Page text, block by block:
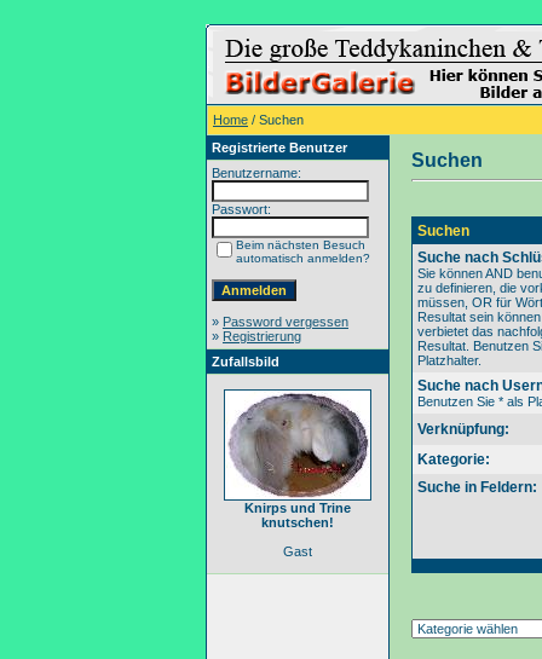
Home / Suchen
Registrierte Benutzer
Benutzername:
Passwort:
Beim nächsten Besuch
automatisch anmelden?
» Password vergessen
» Registrierung
Zufallsbild
Knirps und Trine
knutschen!
Gast
Suchen
Suchen
Suche nach
Sie können AND
zu definieren, die
müssen, OR für
Resultat sein
verbietet das
Resultat. Benutzen
Platzhalter.
Suche nach
Benutzen Sie * als
Verknüpfung:
Kategorie:
Suche in Feldern: